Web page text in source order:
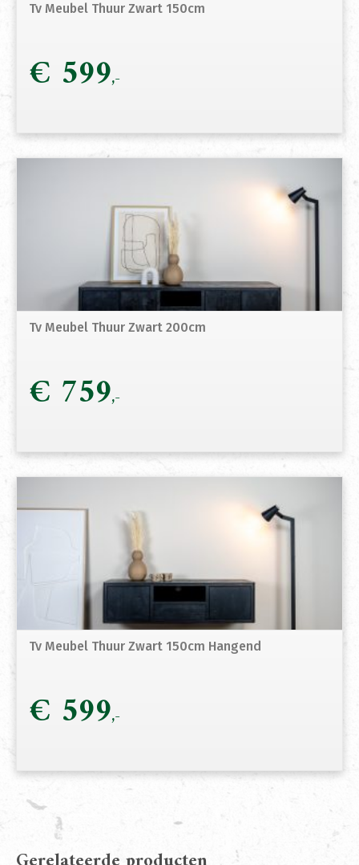
Tv Meubel Thuur Zwart 150cm
€ 599
Tv Meubel Thuur Zwart 200cm
€ 759
Tv Meubel Thuur Zwart 150cm Hangend
€ 599